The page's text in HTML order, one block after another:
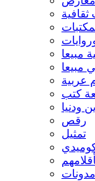
ثقافية
مبيعا
مبيعا
عربية
كتب
ودنيا
رقص
تمثيل
مدونات